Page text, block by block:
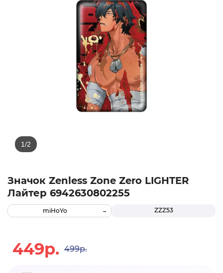
Значок Zenless Zone Zero LIGHTER
Лайтер 6942630802255
ZZZ53
miHoYo
449р. 499р.